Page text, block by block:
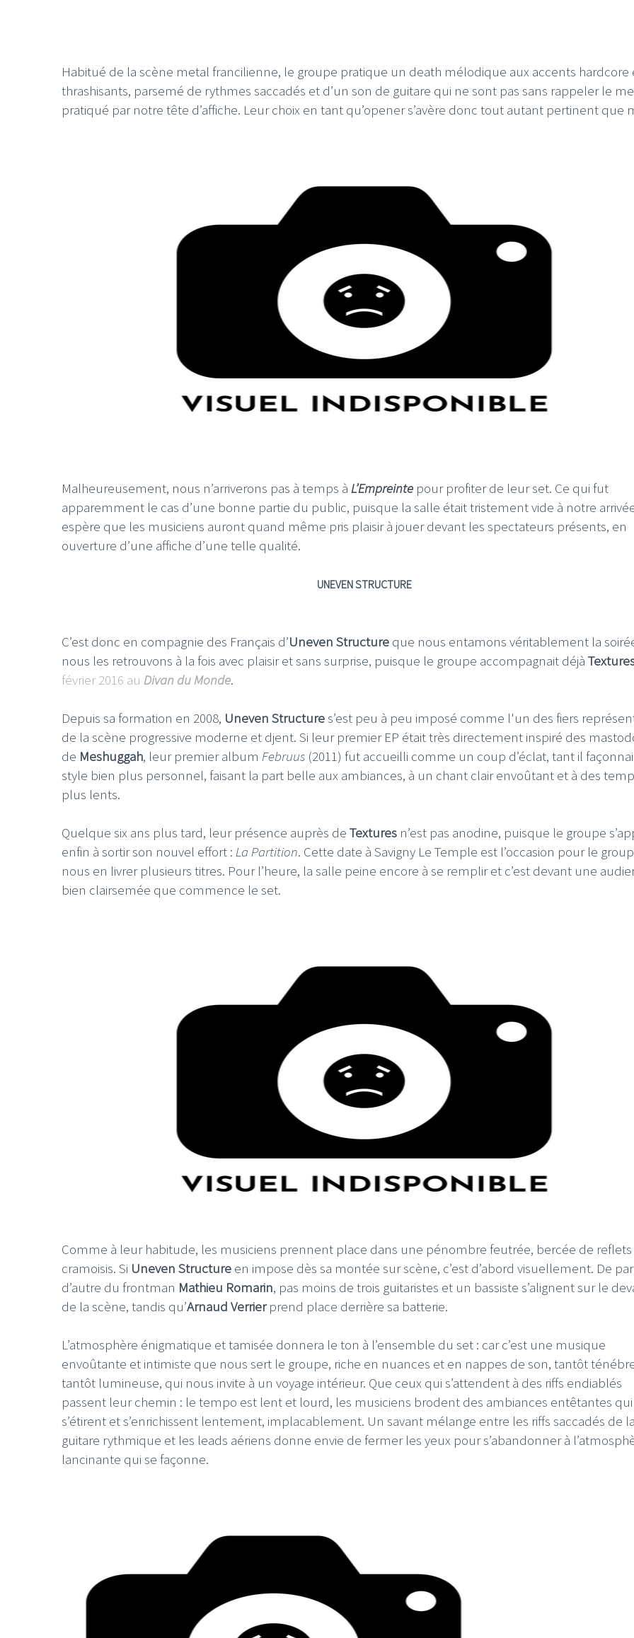
Habitué de la scène metal francilienne, le groupe pratique un death mélodique aux accents hardcore
thrashisants, parsemé de rythmes saccadés et d’un son de guitare qui ne sont pas sans rappeler le
pratiqué par notre tête d’affiche. Leur choix en tant qu’opener s’avère donc tout autant pertinent que
Malheureusement, nous n’arriverons pas à temps à L’Empreinte pour profiter de leur set. Ce qui fut
apparemment le cas d’une bonne partie du public, puisque la salle était tristement vide à notre
espère que les musiciens auront quand même pris plaisir à jouer devant les spectateurs présents, en
ouverture d’une affiche d’une telle qualité.
UNEVEN STRUCTURE
C’est donc en compagnie des Français d’Uneven Structure que nous entamons véritablement la
nous les retrouvons à la fois avec plaisir et sans surprise, puisque le groupe accompagnait déjà
février 2016 au Divan du Monde.
Depuis sa formation en 2008, Uneven Structures’est peu à peu imposé comme l'un des fiers
de la scène progressive moderne et djent. Si leur premier EP était très directement inspiré des
de Meshuggah, leur premier album Februus (2011) fut accueilli comme un coup d’éclat, tant il
style bien plus personnel, faisant la part belle aux ambiances, à un chant clair envoûtant et à des
plus lents.
Quelque six ans plus tard, leur présence auprès de Textures n’est pas anodine, puisque le groupe
enfin à sortir son nouvel effort : La Partition. Cette date à Savigny Le Temple est l’occasion pour le
nous en livrer plusieurs titres. Pour l’heure, la salle peine encore à se remplir et c’est devant une
bien clairsemée que commence le set.
Comme à leur habitude, les musiciens prennent place dans une pénombre feutrée, bercée de reflets
cramoisis. Si Uneven Structure en impose dès sa montée sur scène, c’est d’abord visuellement. De
d’autre du frontman Mathieu Romarin, pas moins de trois guitaristes et un bassiste s’alignent sur le
de la scène, tandis qu’Arnaud Verrierprend place derrière sa batterie.
L’atmosphère énigmatique et tamisée donnera le ton à l’ensemble du set : car c’est une musique
envoûtante et intimiste que nous sert le groupe, riche en nuances et en nappes de son, tantôt
tantôt lumineuse, qui nous invite à un voyage intérieur. Que ceux qui s’attendent à des riffs endiablés
passent leur chemin : le tempo est lent et lourd, les musiciens brodent des ambiances entêtantes qui
s’étirent et s’enrichissent lentement, implacablement. Un savant mélange entre les riffs saccadés de la
guitare rythmique et les leads aériens donne envie de fermer les yeux pour s’abandonner à
lancinante qui se façonne.
LE GROS RIFFIFI –
Christmas Riffifi 2025 !!!
The Covers !!!